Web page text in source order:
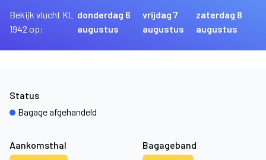
Bekijk vlucht KL
1942 op:
donderdag 6
augustus
vrijdag 7
augustus
zaterdag 8
augustus
Aankomsthal Bagageband
Status
Bagage afgehandeld